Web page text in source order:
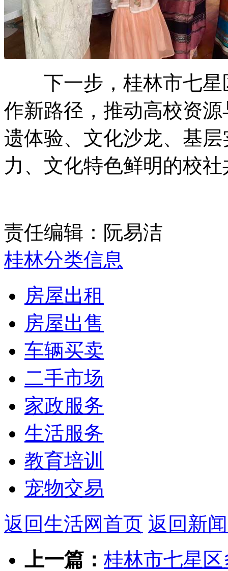
下一步，桂林市七星
作新路径，推动高校资
遗体验、文化沙龙、基
力、文化特色鲜明的校
责任编辑：阮易洁
桂林分类信息
房屋出租
房屋出售
车辆买卖
二手市场
家政服务
生活服务
教育培训
宠物交易
返回生活网首页 返回新
上一篇： 桂林市七星